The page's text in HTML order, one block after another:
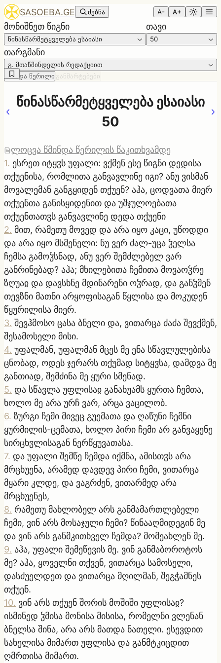
SASOEBA.GE ძებნა A- A+
მონიშნეთ წიგნი
წინასწარმეტყველება ესაიასი
თავი
50
თარგმანი
გ. მთაწმინდელის რედაქციით
წმინდა წერილი განმარტებები
წინასწარმეტყველება ესაიასი
50
ლოცვა წმინდა წერილის წაკითხვამდე
1. ესრეთ იტყჳს უფალი: ვქმენ ესე წიგნი დედისა
თქუენისა, რომლითა განვავლინე იგი? ანუ ვისმან
მოვალემან განგყიდენ თქუენ? აჰა, ცოდვათა მიერ
თქუენთა განისყიდენით და უშჯულოებათა
თქუენთათჳს განვავლინე დედა თქუენი
2. მით, რამეთუ მოვედ და არა იყო კაცი, უწოდდი
და არა იყო მსმენელი: ნუ ვერ ძალ-უცა ჴელსა
ჩემსა გამოჴსნად, ანუ ვერ შემძლებელ ვარ
განრინებად? აჰა; მხილებითა ჩემითა მოვაოჴრე
ზღუაჲ და დავსხნე მდინარენი ოჴრად, და განჴმენ
თევზნი მათნი არყოფისაგან წყლისა და მოკუდენ
წყურილისა მიერ.
3. შევჰმოსო ცასა ბნელი და, ვითარცა ძაძა შევქმენ,
შესამოსელი მისი.
4. უფალმან, უფალმან მცეს მე ენა სწავლულებისა
ცნობად, ოდეს ჯერარს თქუმად სიტყჳსა, დამდვა მე
განთიად, შემძინა მე ყური სმენად.
5. და სწავლა უფლისაჲ განახუამს ყურთა ჩემთა,
ხოლო მე არა ურჩ ვარ, არცა ვაცილობ.
6. ზურგი ჩემი მივეც გუემათა და ღაწუნი ჩემნი
ყურმილის-ცემათა, ხოლო პირი ჩემი არ განვაყენე
სირცხჳლისაგან ნერწყუვათასა.
7. და უფალი შემწე ჩემდა იქმნა, ამისთჳს არა
მრცხუენა, არამედ დავდევ პირი ჩემი, ვითარცა
მყარი კლდე, და ვაგრძენ, ვითარმედ არა
მრცხუენეს,
8. რამეთუ მახლობელ არს განმამართლებელი
ჩემი, ვინ არს მოსაჯული ჩემი? წინააღმიდეგინ მე
და ვინ არს განმკითხველ ჩემდა? მომეახლენ მე.
9. აჰა, უფალი შემეწევის მე. ვინ განმაბოროტოს
მე? აჰა, ყოველნი თქვენ, ვითარცა სამოსელი,
დასძუელდეთ და ვითარცა მღილმან, შეგჭამნეს
თქუენ.
10. ვინ არს თქუენ შორის მოშიში უფლისაჲ?
ისმინედ ჴმისა მონისა მისისა, რომელნი ვლენან
ბნელსა შინა, არა არს მათდა ნათელი. ესევდით
სახელისა მიმართ უფლისა და განმტკიცდით
ღმრთისა მიმართ.